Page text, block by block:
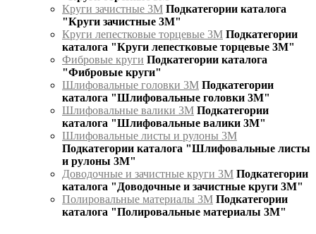
Круги зачистные 3М Подкатегории каталога
"Круги зачистные 3М"
Круги лепестковые торцевые 3М Подкатегории
каталога "Круги лепестковые торцевые 3М"
Фибровые круги Подкатегории каталога
"Фибровые круги"
Шлифовальные головки 3М Подкатегории
каталога "Шлифовальные головки 3М"
Шлифовальные валики 3М Подкатегории
каталога "Шлифовальные валики 3М"
Шлифовальные листы и рулоны 3М
Подкатегории каталога "Шлифовальные листы
и рулоны 3М"
Доводочные и зачистные круги 3М Подкатегории
каталога "Доводочные и зачистные круги 3М"
Полировальные материалы 3М Подкатегории
каталога "Полировальные материалы 3М"